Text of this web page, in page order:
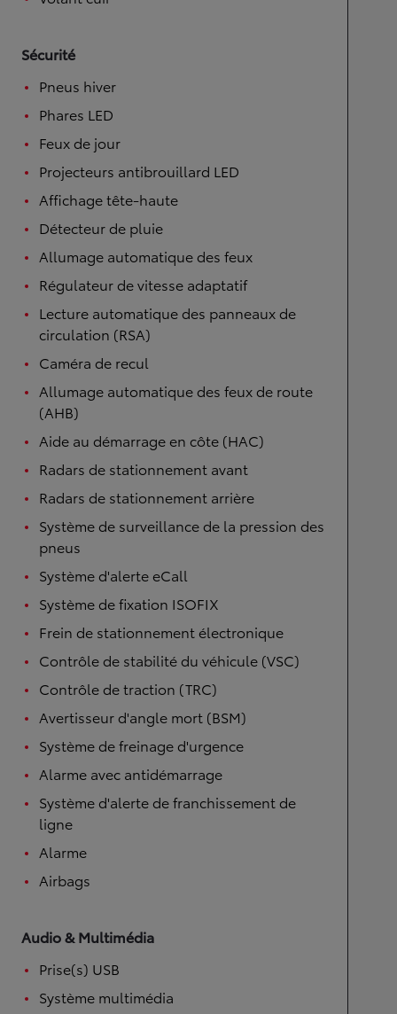
Sécurité
Pneus hiver
Phares LED
Feux de jour
Projecteurs antibrouillard LED
Affichage tête-haute
Détecteur de pluie
Allumage automatique des feux
Régulateur de vitesse adaptatif
Lecture automatique des panneaux de
circulation (RSA)
Caméra de recul
Allumage automatique des feux de route
(AHB)
Aide au démarrage en côte (HAC)
Radars de stationnement avant
Radars de stationnement arrière
Système de surveillance de la pression des
pneus
Système d'alerte eCall
Système de fixation ISOFIX
Frein de stationnement électronique
Contrôle de stabilité du véhicule (VSC)
Contrôle de traction (TRC)
Avertisseur d'angle mort (BSM)
Système de freinage d'urgence
Alarme avec antidémarrage
Système d'alerte de franchissement de
ligne
Alarme
Airbags
Audio & Multimédia
Prise(s) USB
Système multimédia